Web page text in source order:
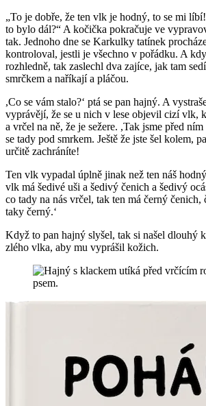
„To je dobře, že ten vlk je hodný, to se mi
to bylo dál?“ A kočička pokračuje ve
tak. Jednoho dne se Karkulky tatínek
kontroloval, jestli je všechno v pořádku. A
rozhledně, tak zaslechl dva zajíce, jak tam
smrčkem a naříkají a pláčou.
,Co se vám stalo?‘ ptá se pan hajný. A
vyprávějí, že se u nich v lese objevil cizí vlk,
a vrčel na ně, že je sežere. ,Tak jsme před
se tady pod smrkem. Ještě že jste šel kolem,
určitě zachráníte!
Ten vlk vypadal úplně jinak než ten náš
vlk má šedivé uši a šedivý čenich a šedivý
co tady na nás vrčel, tak ten má černý čenich,
taky černý.‘
Když to pan hajný slyšel, tak si našel dlouhý
zlého vlka, aby mu vyprášil kožich.